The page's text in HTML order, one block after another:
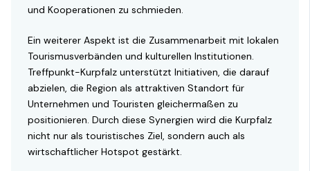
und Kooperationen zu schmieden.
Ein weiterer Aspekt ist die Zusammenarbeit mit lokalen
Tourismusverbänden und kulturellen Institutionen.
Treffpunkt-Kurpfalz unterstützt Initiativen, die darauf
abzielen, die Region als attraktiven Standort für
Unternehmen und Touristen gleichermaßen zu
positionieren. Durch diese Synergien wird die Kurpfalz
nicht nur als touristisches Ziel, sondern auch als
wirtschaftlicher Hotspot gestärkt.